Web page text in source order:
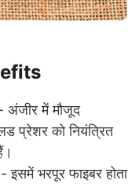
अंजीर में मौजूद
प्रेशर को नियंत्रित
इसमें भरपूर फाइबर होता